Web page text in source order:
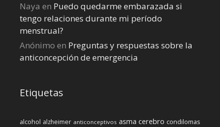
Naya en Puedo quedarme embarazada si
tengo relaciones durante mi perí­odo
menstrual?
Anónimo en Preguntas y respuestas sobre la
anticoncepción de emergencia
Etiquetas
alcohol alzheimer anticonceptivos asma cerebro condilomas